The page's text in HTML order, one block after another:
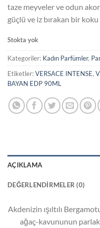
taze meyveler ve odun
güçlü ve iz bırakan bir koku
Stokta yok
Kategoriler: Kadın Parfümler,
Etiketler:VERSACE INTENSE,
BAYAN EDP 90ML
AÇIKLAMA
DEĞERLENDIRMELER (0)
Akdenizin ışıltılı
ağaç-kavununun